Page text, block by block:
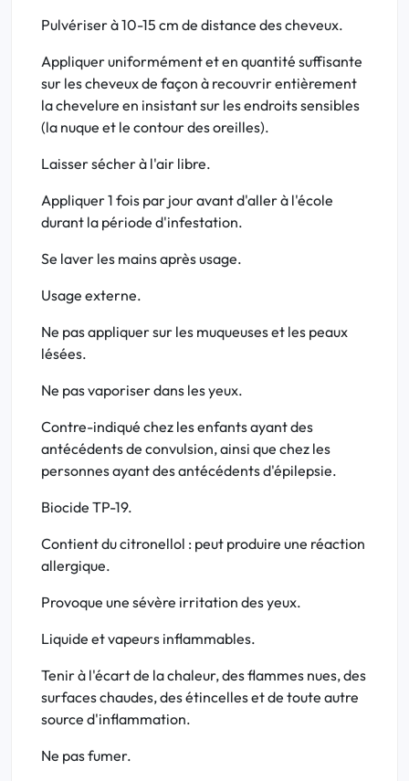
Pulvériser à 10-15 cm de distance des cheveux.
Appliquer uniformément et en quantité suffisante
sur les cheveux de façon à recouvrir entièrement
la chevelure en insistant sur les endroits sensibles
(la nuque et le contour des oreilles).
Laisser sécher à l'air libre.
Appliquer 1 fois par jour avant d'aller à l'école
durant la période d'infestation.
Se laver les mains après usage.
Usage externe.
Ne pas appliquer sur les muqueuses et les peaux
lésées.
Ne pas vaporiser dans les yeux.
Contre-indiqué chez les enfants ayant des
antécédents de convulsion, ainsi que chez les
personnes ayant des antécédents d'épilepsie.
Biocide TP-19.
Contient du citronellol : peut produire une réaction
allergique.
Provoque une sévère irritation des yeux.
Liquide et vapeurs inflammables.
Tenir à l'écart de la chaleur, des flammes nues, des
surfaces chaudes, des étincelles et de toute autre
source d'inflammation.
Ne pas fumer.